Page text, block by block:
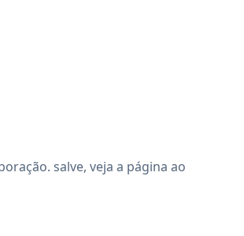
salve, veja a página ao